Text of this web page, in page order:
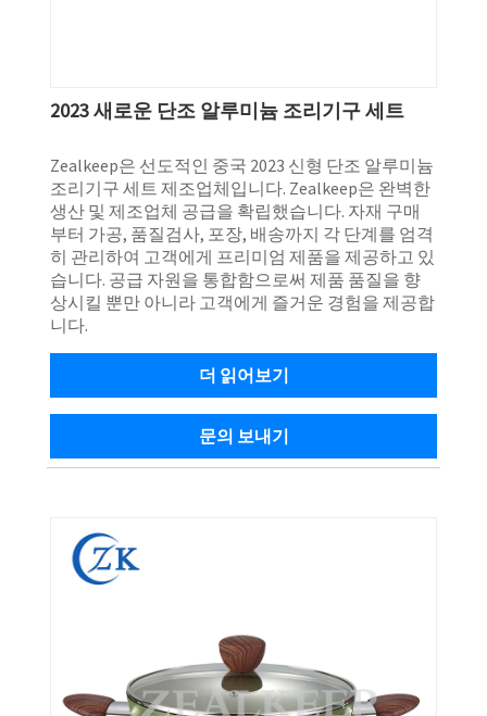
2023 새로운 단조 알루미늄 조리기구 세트
Zealkeep은 선도적인 중국 2023 신형 단조 알루미늄
조리기구 세트 제조업체입니다. Zealkeep은 완벽한
생산 및 제조업체 공급을 확립했습니다. 자재 구매
부터 가공, 품질검사, 포장, 배송까지 각 단계를 엄격
히 관리하여 고객에게 프리미엄 제품을 제공하고 있
습니다. 공급 자원을 통합함으로써 제품 품질을 향
상시킬 뿐만 아니라 고객에게 즐거운 경험을 제공합
니다.
더 읽어보기
문의 보내기